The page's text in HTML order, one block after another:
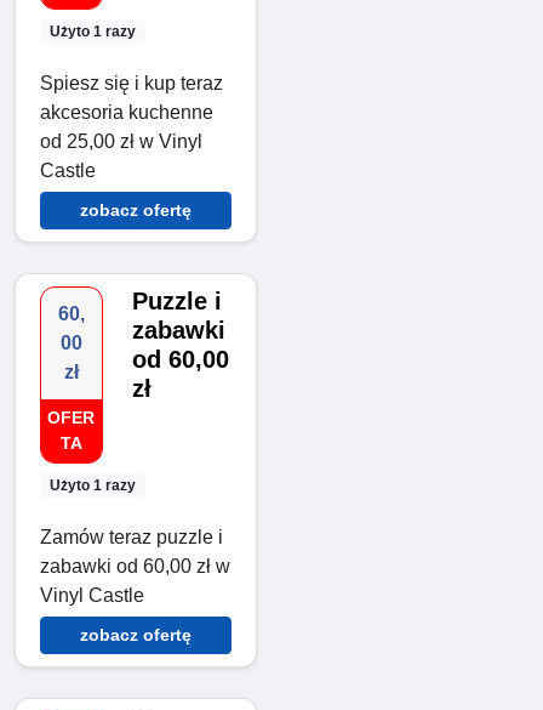
Użyto 1 razy
Spiesz się i kup teraz
akcesoria kuchenne
od 25,00 zł w Vinyl
Castle
zobacz ofertę
60,
00
zł
OFER
TA
Użyto 1 razy
Puzzle i
zabawki
od 60,00
zł
Zamów teraz puzzle i
zabawki od 60,00 zł w
Vinyl Castle
zobacz ofertę